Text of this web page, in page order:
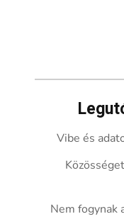
Vibe és
Nem fogynak